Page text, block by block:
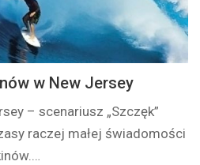
w New Jersey
– scenariusz „Szczęk”
raczej małej świadomości